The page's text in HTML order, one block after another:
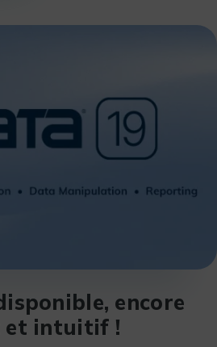
encore
et intuitif !